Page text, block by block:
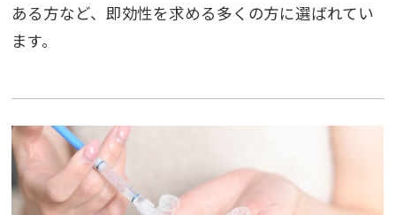
ある方など、即効性を求める多くの方に選ばれてい
ます。